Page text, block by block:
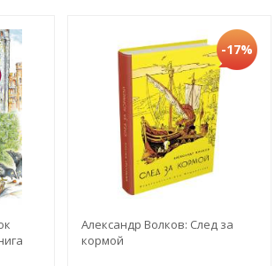
-17%
Александр Волков: След за
кормой